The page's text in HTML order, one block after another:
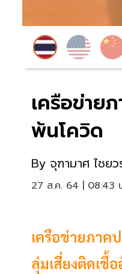
เครือข่าย
พ้นโควิด
By จุฑามาศ ไชย
27 ส.ค. 64 | 08:43
เครือข่ายภาค
ลุ่มเสี่ยงติดเชื้